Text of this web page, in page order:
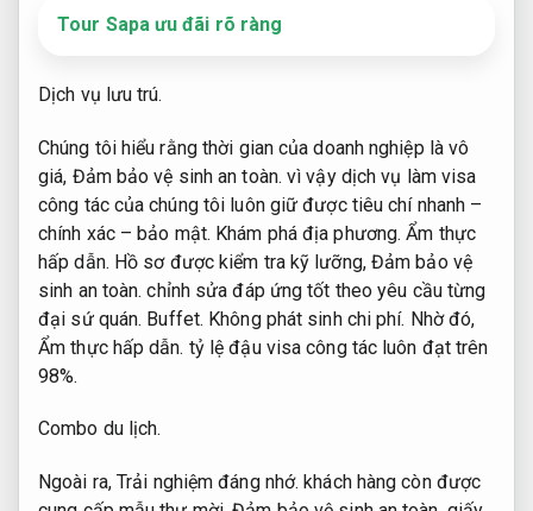
Tour Sapa ưu đãi rõ ràng
Dịch vụ lưu trú.
Chúng tôi hiểu rằng thời gian của doanh nghiệp là vô
giá, Đảm bảo vệ sinh an toàn. vì vậy dịch vụ làm visa
công tác của chúng tôi luôn giữ được tiêu chí nhanh –
chính xác – bảo mật. Khám phá địa phương. Ẩm thực
hấp dẫn. Hồ sơ được kiểm tra kỹ lưỡng, Đảm bảo vệ
sinh an toàn. chỉnh sửa đáp ứng tốt theo yêu cầu từng
đại sứ quán. Buffet. Không phát sinh chi phí. Nhờ đó,
Ẩm thực hấp dẫn. tỷ lệ đậu visa công tác luôn đạt trên
98%.
Combo du lịch.
Ngoài ra, Trải nghiệm đáng nhớ. khách hàng còn được